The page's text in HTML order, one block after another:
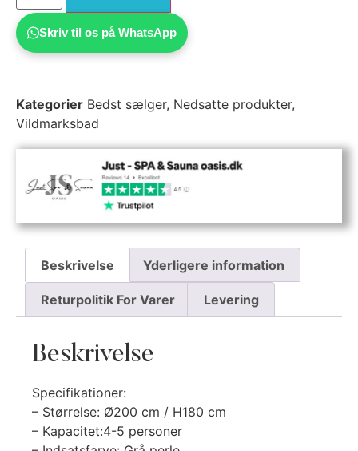
Skriv til os på WhatsApp
Kategorier Bedst sælger, Nedsatte produkter,
Vildmarksbad
Beskrivelse Yderligere information
Returpolitik For Varer Levering
Beskrivelse
Specifikationer:
– Størrelse: Ø200 cm / H180 cm
– Kapacitet:4-5 personer